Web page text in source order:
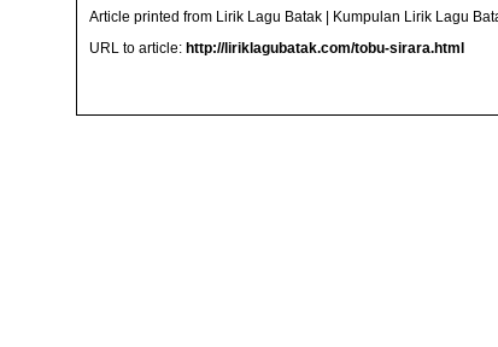
Article printed from Lirik Lagu Batak | Kumpulan Lirik Lagu
URL to article: http://liriklagubatak.com/tobu-sirara.html